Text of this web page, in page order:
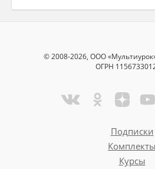
© 2008-2026, ООО
ОГРН
Подписки
Комплекты
Курсы